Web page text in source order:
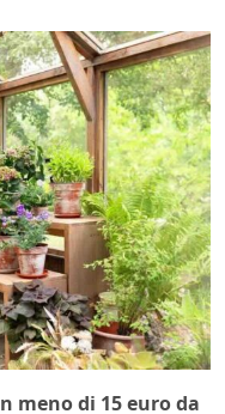
meno di 15 euro da